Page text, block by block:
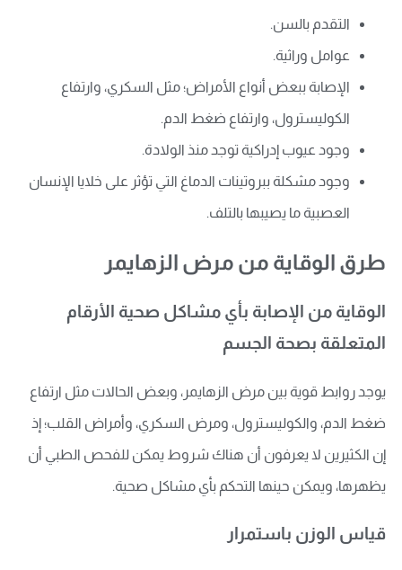
التقدم بالسن.
عوامل وراثية.
الإصابة ببعض أنواع الأمراض؛ مثل السكري، وارتفاع
الكوليسترول، وارتفاع ضغط الدم.
وجود عيوب إدراكية توجد منذ الولادة.
وجود مشكلة ببروتينات الدماغ التي تؤثر على خلايا الإنسان
العصبية ما يصيبها بالتلف.
طرق الوقاية من مرض الزهايمر
الوقاية من الإصابة بأي مشاكل صحية الأرقام
المتعلقة بصحة الجسم
يوجد روابط قوية بين مرض الزهايمر، وبعض الحالات مثل ارتفاع
ضغط الدم، والكوليسترول، ومرض السكري، وأمراض القلب؛ إذ
إن الكثيرين لا يعرفون أن هناك شروط يمكن للفحص الطبي أن
يظهرها، ويمكن حينها التحكم بأي مشاكل صحية.
قياس الوزن باستمرار